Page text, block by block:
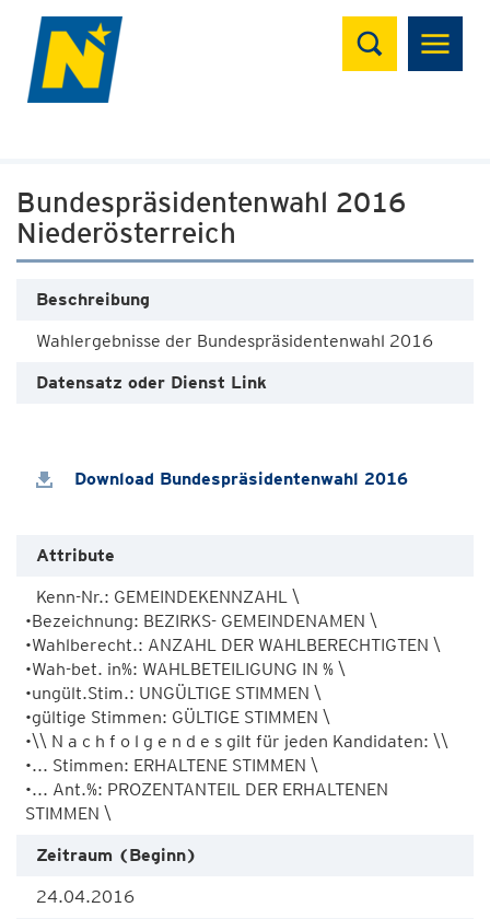
Suchen
Bundespräsidentenwahl 2016
Niederösterreich
Beschreibung
Wahlergebnisse der Bundespräsidentenwahl 2016
Datensatz oder Dienst Link
Download Bundespräsidentenwahl 2016
Attribute
Kenn-Nr.: GEMEINDEKENNZAHL \
•Bezeichnung: BEZIRKS- GEMEINDENAMEN \
•Wahlberecht.: ANZAHL DER WAHLBERECHTIGTEN \
•Wah-bet. in%: WAHLBETEILIGUNG IN % \
•ungült.Stim.: UNGÜLTIGE STIMMEN \
•gültige Stimmen: GÜLTIGE STIMMEN \
•\\ N a c h f o l g e n d e s gilt für jeden Kandidaten: \\
•... Stimmen: ERHALTENE STIMMEN \
•... Ant.%: PROZENTANTEIL DER ERHALTENEN
STIMMEN \
Zeitraum (Beginn)
24.04.2016